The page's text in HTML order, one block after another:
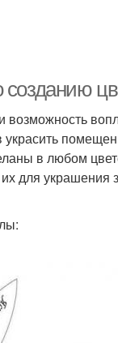
украсить
в любом
для украшения